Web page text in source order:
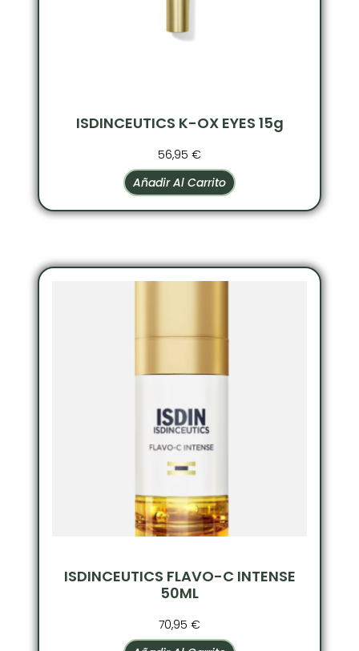
ISDINCEUTICS K-OX EYES 15g
56,95 €
Añadir Al Carrito
ISDINCEUTICS FLAVO-C INTENSE
50ML
70,95 €